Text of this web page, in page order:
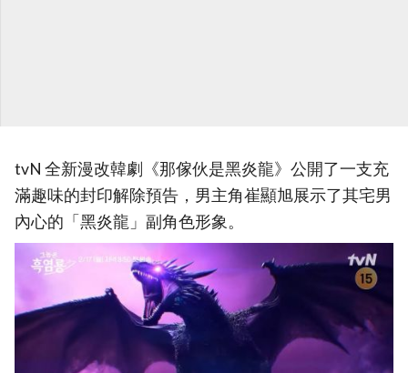
tvN 全新漫改韓劇《那傢伙是黑炎龍》公開了一支充
滿趣味的封印解除預告，男主角崔顯旭展示了其宅男
內心的「黑炎龍」副角色形象。